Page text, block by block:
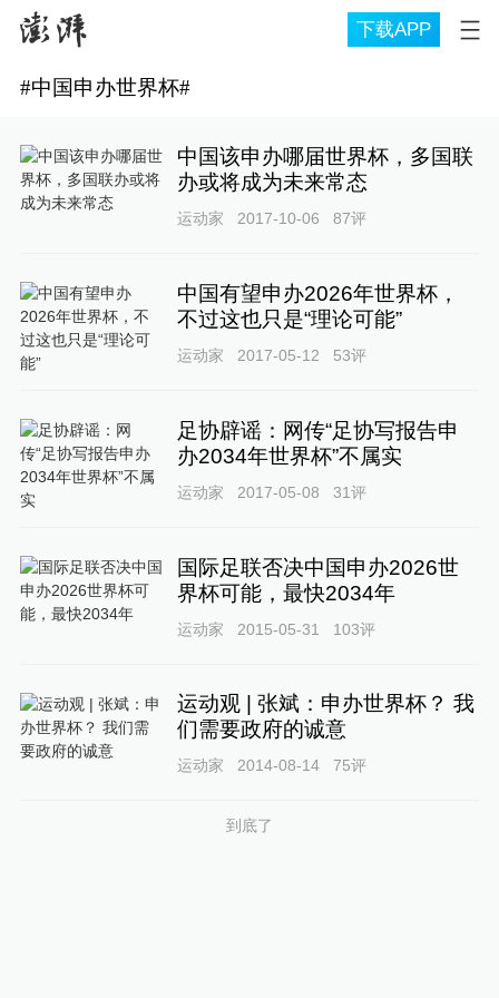
下载APP
#中国申办世界杯#
中国该申办哪届世界杯，多国联
办或将成为未来常态
运动家 2017-10-06 87评
中国有望申办2026年世界杯，
不过这也只是“理论可能”
运动家 2017-05-12 53评
足协辟谣：网传“足协写报告申
办2034年世界杯”不属实
运动家 2017-05-08 31评
国际足联否决中国申办2026世
界杯可能，最快2034年
运动家 2015-05-31 103评
运动观 | 张斌：申办世界杯？ 我
们需要政府的诚意
运动家 2014-08-14 75评
到底了